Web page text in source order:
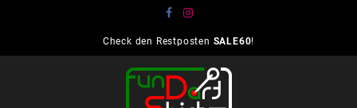
Check den Restposten SALE60!